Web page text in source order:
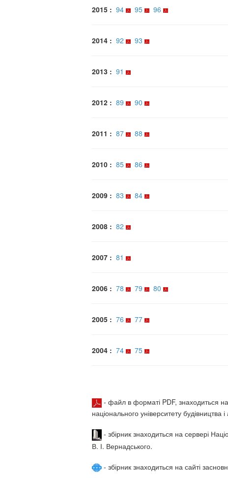
2015 : 94 95 96
2014 : 92 93
2013 : 91
2012 : 89 90
2011 : 87 88
2010 : 85 86
2009 : 83 84
2008 : 82
2007 : 81
2006 : 78 79 80
2005 : 76 77
2004 : 74 75
- файл в форматі PDF, знаходиться на
національного університету будівництва і
- збірник знаходиться на сервері
В. І. Вернадського.
- збірник знаходиться на сайті